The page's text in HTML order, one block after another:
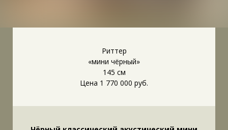
Риттер
«мини чёрный»
145 см
Цена 1 770 000 руб.